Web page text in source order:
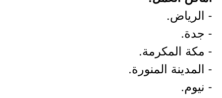
- الرياض.
- جدة.
- مكة المكرمة.
- المدينة المنورة.
- نيوم.